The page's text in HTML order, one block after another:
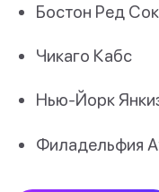
Бостон Ред
Чикаго Кабс
Нью-Йорк
Филадельфия